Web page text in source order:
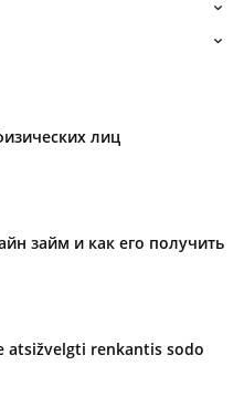
лиц
займ и как его получить
atsižvelgti renkantis sodo